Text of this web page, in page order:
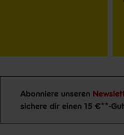
Newsletter
Abonniere unseren
sichere dir einen 15 €**-